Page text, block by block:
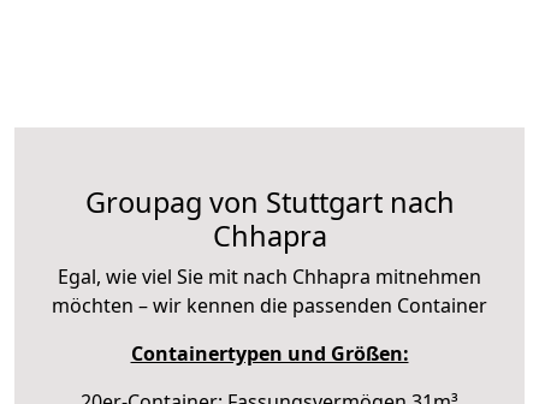
Groupag von Stuttgart nach
Chhapra
Egal, wie viel Sie mit nach Chhapra mitnehmen
möchten – wir kennen die passenden Container
Containertypen und Größen: